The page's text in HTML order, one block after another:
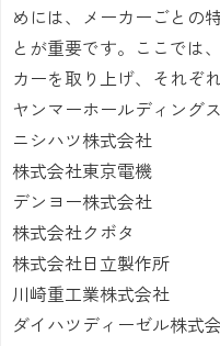
めには、メーカーごとの
とが重要です。ここでは
カーを取り上げ、それぞ
ヤンマーホールディング
ニシハツ株式会社
株式会社東京電機
デンヨー株式会社
株式会社クボタ
株式会社日立製作所
川崎重工業株式会社
ダイハツディーゼル株式